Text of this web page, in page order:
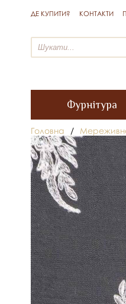
ДЕ КУПИТИ? КОНТАКТИ
Фурнітура
Головна /